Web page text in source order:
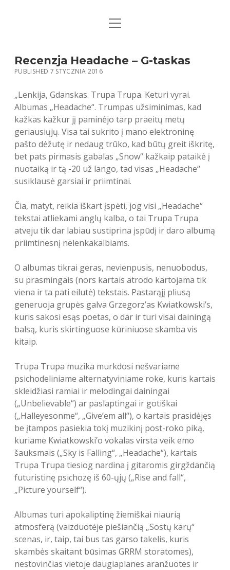
STRONA GŁÓWNA
MUZYKA
BIO / KONTAKT
open
Recenzja Headache – G-taskas
PUBLISHED 7 STYCZNIA 2016
„Lenkija, Gdanskas. Trupa Trupa. Keturi vyrai.
Albumas „Headache“. Trumpas užsiminimas, kad
kažkas kažkur jį paminėjo tarp praeitų metų
geriausiųjų. Visa tai sukrito į mano elektroninę
pašto dėžutę ir nedaug trūko, kad būtų greit iškritę,
bet pats pirmasis gabalas „Snow“ kažkaip pataikė į
nuotaiką ir tą -20 už lango, tad visas „Headache“
susiklausė garsiai ir priimtinai.
Čia, matyt, reikia iškart įspėti, jog visi „Headache“
tekstai atliekami anglų kalba, o tai Trupa Trupa
atveju tik dar labiau sustiprina įspūdį ir daro albumą
priimtinesnį nelenkakalbiams.
O albumas tikrai geras, nevienpusis, nenuobodus,
su prasmingais (nors kartais atrodo kartojama tik
viena ir ta pati eilutė) tekstais. Pastarąjį pliusą
generuoja grupės galva Grzegorz’as Kwiatkowski’s,
kuris sakosi esąs poetas, o dar ir turi visai dainingą
balsą, kuris skirtinguose kūriniuose skamba vis
kitaip.
Trupa Trupa muzika murkdosi nešvariame
psichodeliniame alternatyviniame roke, kuris kartais
skleidžiasi ramiai ir melodingai dainingai
(„Unbelievable“) ar paslaptingai ir gotiškai
(„Halleyesonme“, „Give’em all“), o kartais prasidėjęs
be įtampos pasiekia tokį muzikinį post-roko piką,
kuriame Kwiatkowski’o vokalas virsta veik emo
šauksmais („Sky is Falling“, „Headache“), kartais
Trupa Trupa tiesiog nardina į gitaromis girgždančią
futuristinę psichozę iš 60-ųjų („Rise and fall“,
„Picture yourself“).
Albumas turi apokaliptinę žiemiškai niaurią
atmosferą (vaizduotėje piešiančią „Sostų karų“
scenas, ir, taip, tai bus tas garso takelis, kuris
skambės skaitant būsimas GRRM storatomes),
nestovinčias vietoje daugiaplanes aranžuotes ir